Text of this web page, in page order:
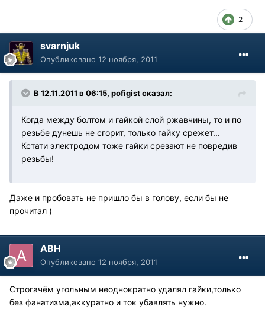
2
svarnjuk
Опубликовано 12 ноября, 2011
В 12.11.2011 в 06:15, pofigist сказал:
Когда между болтом и гайкой слой ржавчины, то и по
резьбе дунешь не сгорит, только гайку срежет...
Кстати электродом тоже гайки срезают не повредив
резьбы!
Даже и пробовать не пришло бы в голову, если бы не
прочитал )
АВН
Опубликовано 12 ноября, 2011
Строгачём угольным неоднократно удалял гайки,только
без фанатизма,аккуратно и ток убавлять нужно.